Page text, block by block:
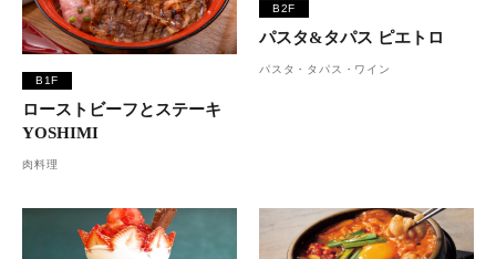
B1F
ローストビーフとステーキ
YOSHIMI
肉料理
B2F
パスタ&タパス ピエトロ
パスタ・タパス・ワイン